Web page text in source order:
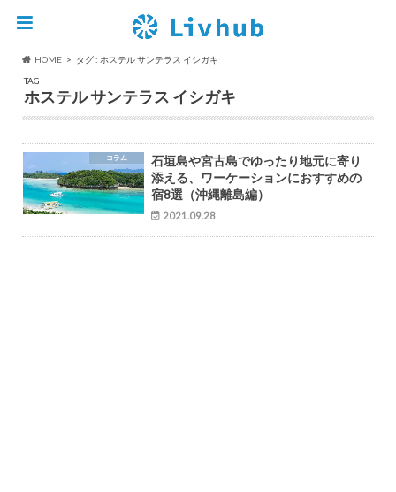
HOME
タグ : ホステル サンテラス イシガキ
TAG
ホステル サンテラス イシガキ
コラム
石垣島や宮古島でゆったり地元に寄り
添える、ワーケーションにおすすめの
宿8選（沖縄離島編）
2021.09.28